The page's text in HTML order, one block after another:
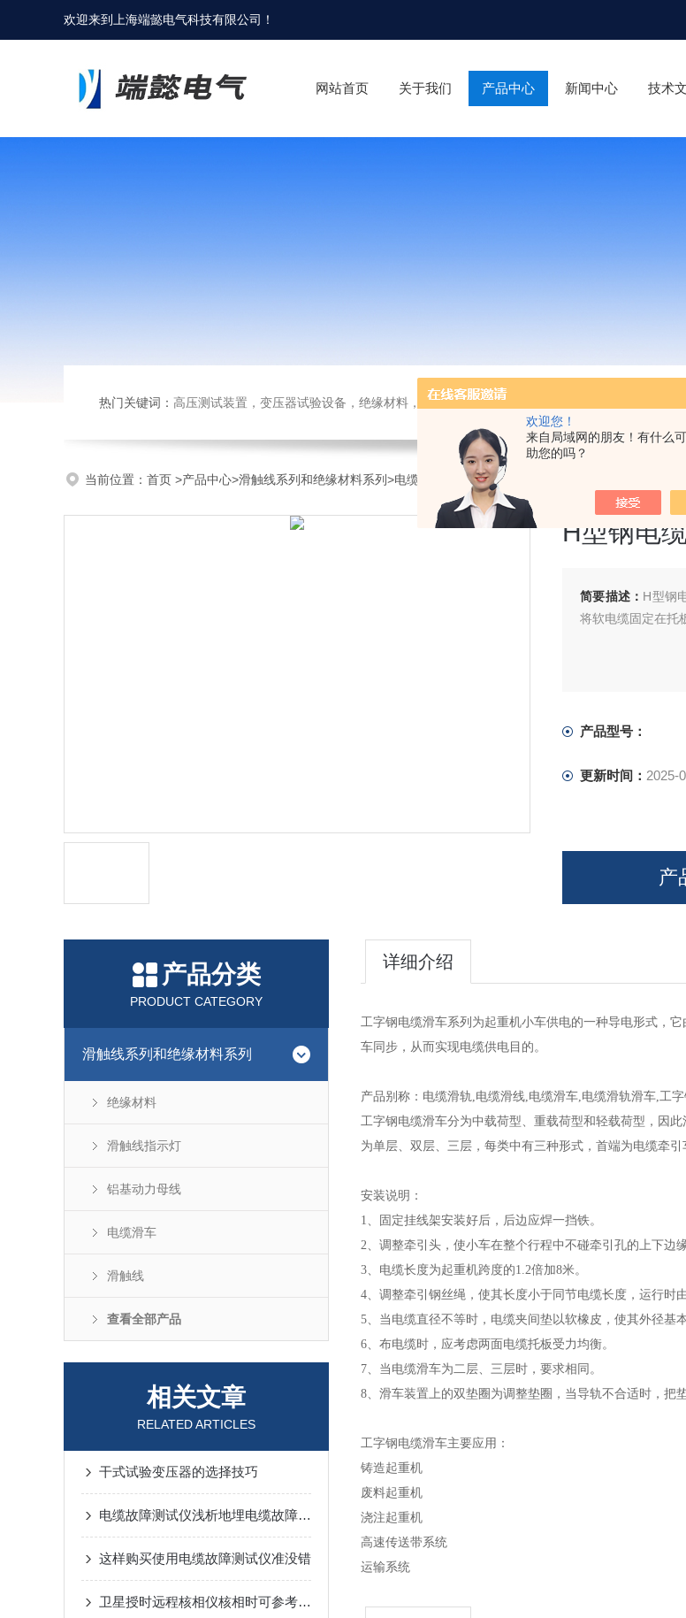
欢迎您！
来自局域网的朋友！有什么
助您的吗？
欢迎来到 上海端懿电气科技有限公司 ！
网站首页 关于我们 产品中心 新闻中心 技术
热门关键词： 高压测试装置，变压器试验设备，绝缘材料，电子仪器仪表
当前位置： 首页 >产品中心>滑触线系列和绝缘材料系列>电缆滑车 >H型钢电缆滑车
H型钢电
简要描述： H型钢
将软电缆固定在托
产品型号：
更新时间： 2025-
产
产品分类
PRODUCT CATEGORY
滑触线系列和绝缘材料系列
绝缘材料
滑触线指示灯
铝基动力母线
电缆滑车
滑触线
查看全部产品
相关文章
RELATED ARTICLES
干式试验变压器的选择技巧
电缆故障测试仪浅析地埋电缆故障查找三步走
这样购买使用电缆故障测试仪准没错
卫星授时远程核相仪核相时可参考以下技巧进行判断
详细介绍
工字钢电缆滑车系列为起重机小车供电的一种导电形式，
车同步，从而实现电缆供电目的。
产品别称：电缆滑轨,电缆滑线,电缆滑车,电缆滑轨滑车,工
工字钢电缆滑车分为中载荷型、重载荷型和轻载荷型，因
为单层、双层、三层，每类中有三种形式，首端为电缆牵
安装说明：
1、固定挂线架安装好后，后边应焊一挡铁。
2、调整牵引头，使小车在整个行程中不碰牵引孔的上下边缘
3、电缆长度为起重机跨度的1.2倍加8米。
4、调整牵引钢丝绳，使其长度小于同节电缆长度，运行时
5、当电缆直径不等时，电缆夹间垫以软橡皮，使其外径基
6、布电缆时，应考虑两面电缆托板受力均衡。
7、当电缆滑车为二层、三层时，要求相同。
8、滑车装置上的双垫圈为调整垫圈，当导轨不合适时，把
工字钢电缆滑车主要应用：
铸造起重机
废料起重机
浇注起重机
高速传送带系统
运输系统